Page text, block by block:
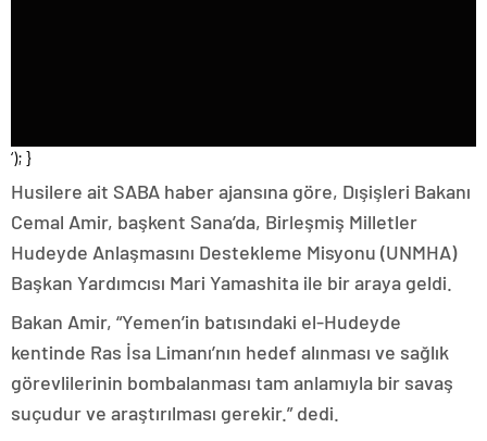
‘); }
Husilere ait SABA haber ajansına göre, Dışişleri Bakanı
Cemal Amir, başkent Sana’da, Birleşmiş Milletler
Hudeyde Anlaşmasını Destekleme Misyonu (UNMHA)
Başkan Yardımcısı Mari Yamashita ile bir araya geldi.
Bakan Amir, “Yemen’in batısındaki el-Hudeyde
kentinde Ras İsa Limanı’nın hedef alınması ve sağlık
görevlilerinin bombalanması tam anlamıyla bir savaş
suçudur ve araştırılması gerekir.” dedi.